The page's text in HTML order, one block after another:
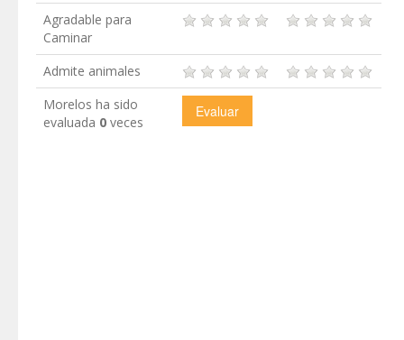
Agradable para
Caminar
Admite animales
Morelos ha sido
evaluada 0 veces